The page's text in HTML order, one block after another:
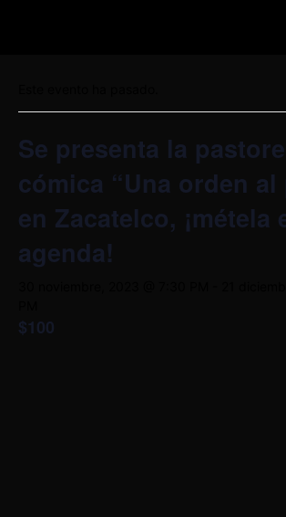
Se presenta la
cómica “Una orden al
en Zacatelco, ¡métela
agenda!
$100